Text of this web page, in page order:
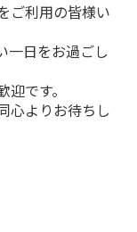
ご利用の皆様い
一日をお過ごし
です。
心よりお待ちし